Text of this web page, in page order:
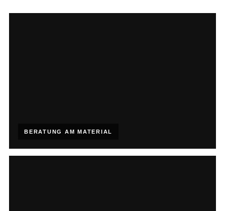
BERATUNG AM MATERIAL